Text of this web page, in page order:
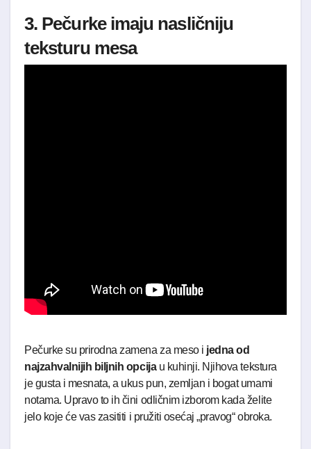
3. Pečurke imaju nasličniju
teksturu mesa
Pečurke su prirodna zamena za meso i jedna od
najzahvalnijih biljnih opcijau kuhinji. Njihova tekstura
je gusta i mesnata, a ukus pun, zemljan i bogat umami
notama. Upravo to ih čini odličnim izborom kada želite
jelo koje će vas zasititi i pružiti osećaj „pravog“ obroka.